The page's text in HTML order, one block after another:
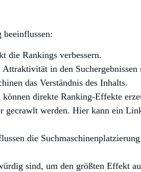
beeinflussen:
die Rankings verbessern.
in den Suchergebnissen
das Verständnis des Inhalts.
direkte Ranking-Effekte
gecrawlt werden. Hier kann ein
die
sind, um den größten Effekt